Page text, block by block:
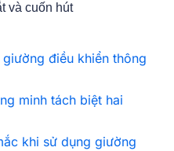
và cuốn hút
điều khiển thông
minh tách biệt hai
khi sử dụng giường